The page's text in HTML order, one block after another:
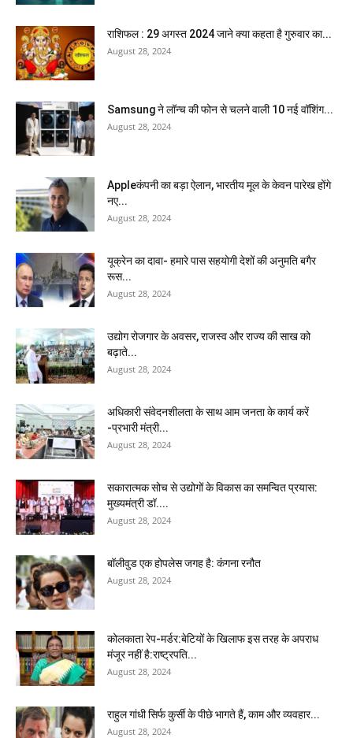
राशिफल : 29 अगस्त 2024 जाने क्या कहता है गुरुवार का...
August 28, 2024
Samsung ने लॉन्च की फोन से चलने वाली 10 नई वॉशिंग...
August 28, 2024
Appleकंपनी का बड़ा ऐलान, भारतीय मूल के केवन पारेख होंगे
नए...
August 28, 2024
यूक्रेन का दावा- हमारे पास सहयोगी देशों की अनुमति बगैर
रूस...
August 28, 2024
उद्योग रोजगार के अवसर, राजस्व और राज्य की साख को
बढ़ाते...
August 28, 2024
अधिकारी संवेदनशीलता के साथ आम जनता के कार्य करें
-प्रभारी मंत्री...
August 28, 2024
सकारात्मक सोच से उद्योगों के विकास का समन्वित प्रयास:
मुख्यमंत्री डॉ....
August 28, 2024
बॉलीवुड एक होपलेस जगह है: कंंगना रनौत
August 28, 2024
कोलकाता रेप-मर्डर:बेटियों के खिलाफ इस तरह के अपराध
मंजूर नहीं है:राष्ट्रपति...
August 28, 2024
राहुल गांधी सिर्फ कुर्सी के पीछे भागते हैं, काम और व्यवहार...
August 28, 2024